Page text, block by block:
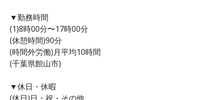
▼勤務時間
(1)8時00分〜17時00分
(休憩時間)90分
(時間外労働)月平均10時間
(千葉県館山市)
▼休日・休暇